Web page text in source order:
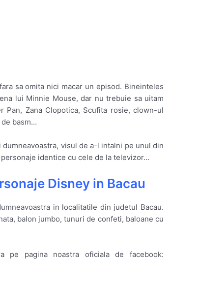
sa omita nici macar un episod. Bineinteles
lui Minnie Mouse, dar nu trebuie sa uitam
Zana Clopotica, Scufita rosie, clown-ul
basm…
visul de a-l intalni pe unul din
identice cu cele de la televizor…
Disney in Bacau
in localitatile din judetul Bacau.
balon jumbo, tunuri de confeti, baloane cu
pagina noastra oficiala de facebook: